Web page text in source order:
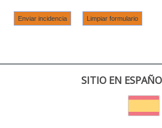
SITIO EN